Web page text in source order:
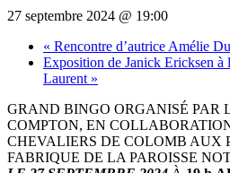
27 septembre 2024 @ 19:00
« Rencontre d’autrice Amélie
Exposition de Janick Ericksen à
Laurent »
GRAND BINGO ORGANISÉ PAR
COMPTON, EN
CHEVALIERS DE COLOMB AUX
FABRIQUE DE LA PAROISSE